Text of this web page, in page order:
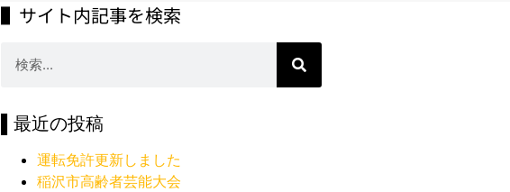
▌サイト内記事を検索
▌最近の投稿
運転免許更新しました
稲沢市高齢者芸能大会